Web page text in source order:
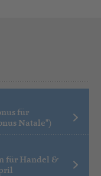
für
Natale")
für Handel &